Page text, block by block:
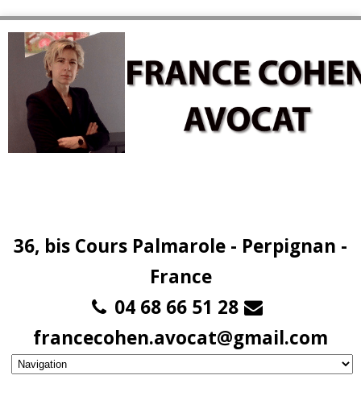
36, bis Cours Palmarole - Perpignan -
France
04 68 66 51 28
francecohen.avocat@gmail.com